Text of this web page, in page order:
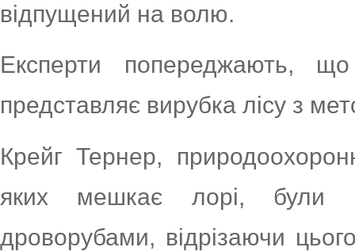
відпущений на волю.
Експерти попереджають,
представляє вирубка лісу з
Крейг Тернер,
яких мешкає лорі, були
дроворубами, відрізаючи